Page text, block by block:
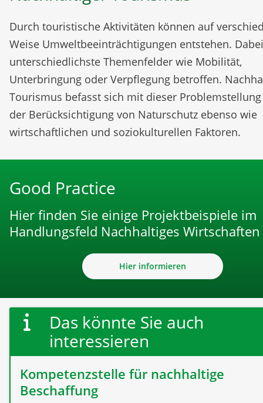
Durch touristische Aktivitäten können auf
Weise Umweltbeeinträchtigungen entstehen.
unterschiedlichste Themenfelder wie Mobilität,
Unterbringung oder Verpflegung betroffen.
Tourismus befasst sich mit dieser
der Berücksichtigung von Naturschutz ebenso wie
wirtschaftlichen und soziokulturellen Faktoren.
Good Practice
Hier finden Sie einige Projektbeispiele im
Handlungsfeld Nachhaltiges Wirtschaften
Hier informieren
Das könnte Sie auch
interessieren
Kompetenzstelle für nachhaltige
Beschaffung